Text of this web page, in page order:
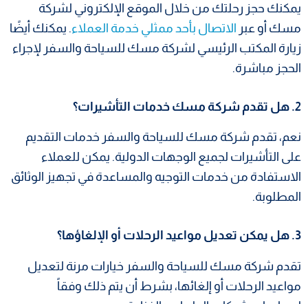
يمكنك حجز رحلتك من خلال الموقع الإلكتروني لشركة
مسك أو عبر الاتصال بأحد ممثلي خدمة العملاء. يمكنك أيضًا
زيارة المكتب الرئيسي لشركة مسك للسياحة والسفر لإجراء
الحجز مباشرة.
2. هل تقدم شركة مسك خدمات التأشيرات؟
نعم، تقدم شركة مسك للسياحة والسفر خدمات التقديم
على التأشيرات لجميع الوجهات الدولية. يمكن للعملاء
الاستفادة من خدمات التوجيه والمساعدة في تجهيز الوثائق
المطلوبة.
3. هل يمكن تعديل مواعيد الرحلات أو الإلغاؤها؟
تقدم شركة مسك للسياحة والسفر خيارات مرنة لتعديل
مواعيد الرحلات أو إلغائها، بشرط أن يتم ذلك وفقاً